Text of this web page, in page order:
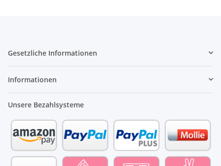
Gesetzliche Informationen
Informationen
Unsere Bezahlsysteme